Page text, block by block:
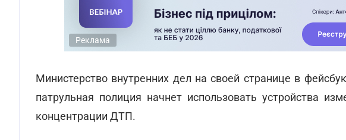
Реклама
Министерство внутренних дел на своей странице в
патрульная полиция начнет использовать устройства
концентрации ДТП.